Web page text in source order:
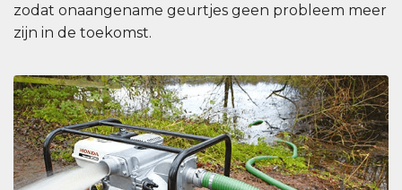
zodat onaangename geurtjes geen probleem meer
zijn in de toekomst.